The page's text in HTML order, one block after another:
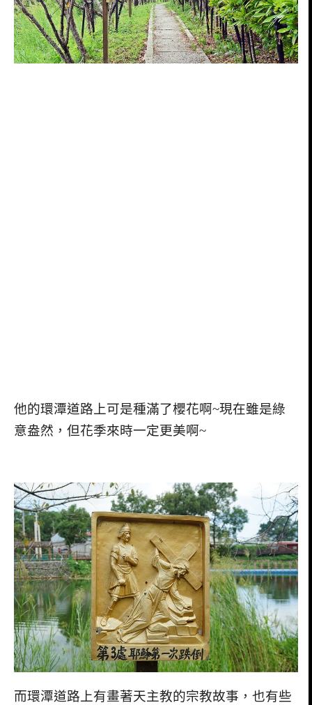
他的環潭道路上可是種滿了櫻花啊~現在雖是綠
意盎然，但花季來時一定更美啊~
而環潭道路上有畫著天主教的宗教故事，也有些